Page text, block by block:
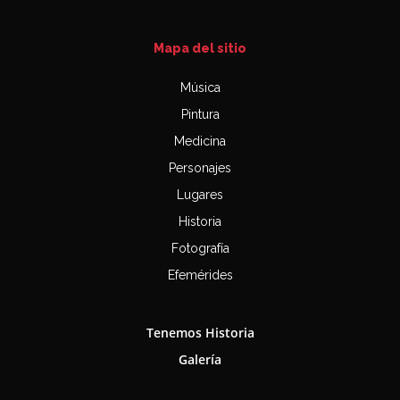
Mapa del sitio
Música
Pintura
Medicina
Personajes
Lugares
Historia
Fotografía
Efemérides
Tenemos Historia
Galería